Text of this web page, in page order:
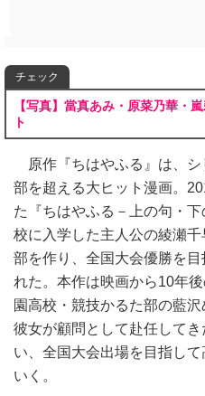
チェック
【写真】當真あみ・原菜乃華・
ト
原作『ちはやふる』は、シ
部を超える大ヒット漫画。
た『ちはやふる－上の句・
校に入学した主人公の綾瀬
部を作り、全国大会優勝を
れた。本作は映画から10年
園高校・競技かるた部の藍
彼女が顧問として赴任して
い、全国大会出場を目指し
いく。